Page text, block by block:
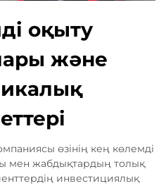
оқыту
және
өзінің кең көлемді
мен жабдықтардың толық
инвестициялық